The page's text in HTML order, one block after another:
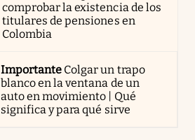
comprobar la existencia de los
titulares de pensiones en
Colombia
Importante Colgar un trapo
blanco en la ventana de un
auto en movimiento | Qué
significa y para qué sirve